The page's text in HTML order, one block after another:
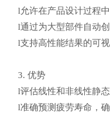
l允许在产品设计过程
l通过为大型部件自动
l支持高性能结果的可
3. 优势
l评估线性和非线性静
l准确预测疲劳寿命，